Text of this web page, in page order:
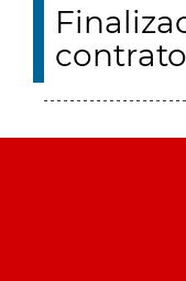
contrato